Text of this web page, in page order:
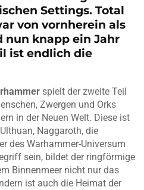
Settings. Total
von vornherein als
nun knapp ein Jahr
ist endlich die
spielt der zweite Teil
Zwergen und Orks
in der Neuen Welt. Diese ist
Naggaroth, die
des Warhammer-Universum
sein, bildet der ringförmige
Binnenmeer nicht nur das
ist auch die Heimat der